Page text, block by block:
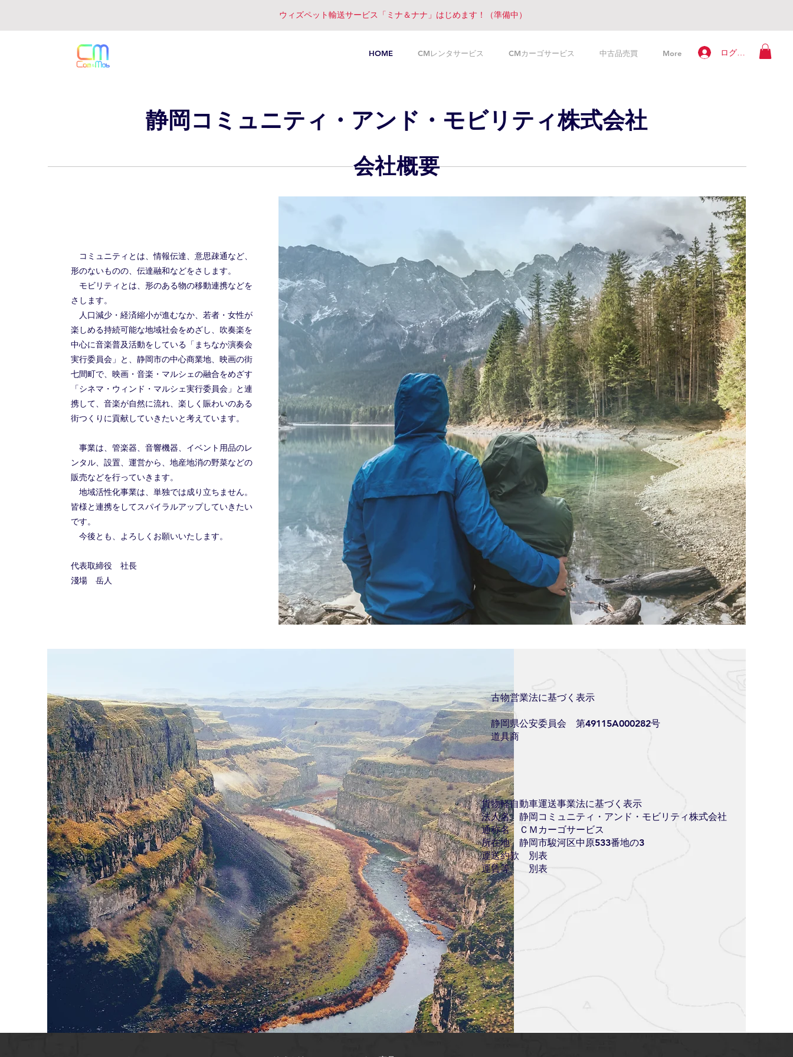
HOME CMレンタサービス CMカーゴサービス 中古品売買 More ログイン
ウィズペット輸送サービス「ミナ＆ナナ」はじめます！（準備中）
静岡コミュニティ・アンド・モビリティ株式会社
会社概要
コミュニティとは、情報伝達、意思疎通など、
形のないものの、伝達融和などをさします。
モビリティとは、形のある物の移動連携などを
さします。
人口減少・経済縮小が進むなか、若者・女性が
楽しめる持続可能な地域社会をめざし、吹奏楽を
中心に音楽普及活動をしている「まちなか演奏会
実行委員会」と、静岡市の中心商業地、映画の街
七間町で、映画・音楽・マルシェの融合をめざす
「シネマ・ウィンド・マルシェ実行委員会」と連
携して、音楽が自然に流れ、楽しく賑わいのある
街つくりに貢献していきたいと考えています。
事業は、管楽器、音響機器、イベント用品のレ
ンタル、設置、運営から、地産地消の野菜などの
販売などを行っていきます。
地域活性化事業は、単独では成り立ちません。
皆様と連携をしてスパイラルアップしていきたい
です。
今後とも、よろしくお願いいたします。
代表取締役 社長
​淺場 岳人
古物営業法に基づく表示
静岡県公安委員会 第49115A000282号
道具商
貨物軽自動車運送事業法に基づく表示
法人名 静岡コミュニティ・アンド・モビリティ株式会社
通称名 ＣＭカーゴサービス
所在地 静岡市駿河区中原533番地の3
運送約款 別表
運賃等 別表